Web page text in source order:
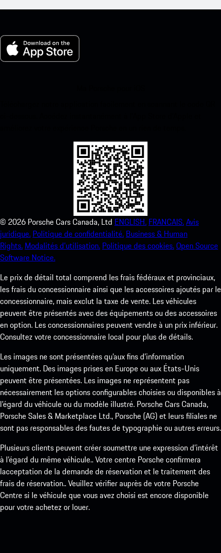
© 2026 Porsche Cars Canada, Ltd ENGLISH. FRANCAIS.Avis
juridique. Politique de confidentialité. Business & Human
Rights. Modalités d’utilisation. Politique des cookies.Open Source
Software Notice.
Le prix de détail total comprend les frais fédéraux et provinciaux,
les frais du concessionnaire ainsi que les accessoires ajoutés par le
concessionnaire, mais exclut la taxe de vente. Les véhicules
peuvent être présentés avec des équipements ou des accessoires
en option. Les concessionnaires peuvent vendre à un prix inférieur.
Consultez votre concessionnaire local pour plus de détails.
Les images ne sont présentées qu’aux fins d’information
uniquement. Des images prises en Europe ou aux États-Unis
peuvent être présentées. Les images ne représentent pas
nécessairement les options configurables choisies ou disponibles à
l’égard du véhicule ou du modèle illustré. Porsche Cars Canada,
Porsche Sales & Marketplace Ltd., Porsche (AG) et leurs filiales ne
sont pas responsables des fautes de typographie ou autres erreurs.
Plusieurs clients peuvent créer soumettre une expression d’intérêt
à l’égard du même véhicule.. Votre centre Porsche confirmera
lacceptation de la demande de réservation et le traitement des
frais de réservation.. Veuillez vérifier auprès de votre Porsche
Centre si le véhicule que vous avez choisi est encore disponible
pour votre achetez or louer.